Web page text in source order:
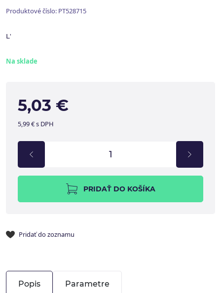
Produktové číslo: PT528715
L'
Na sklade
5,03 €
5,99 € s DPH
PRIDAŤ DO KOŠÍKA
Pridať do zoznamu
Popis Parametre